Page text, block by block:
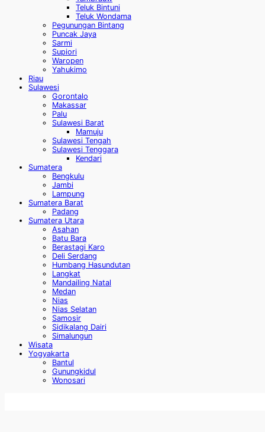
Teluk Bintuni
Teluk Wondama
Pegunungan Bintang
Puncak Jaya
Sarmi
Supiori
Waropen
Yahukimo
Riau
Sulawesi
Gorontalo
Makassar
Palu
Sulawesi Barat
Mamuju
Sulawesi Tengah
Sulawesi Tenggara
Kendari
Sumatera
Bengkulu
Jambi
Lampung
Sumatera Barat
Padang
Sumatera Utara
Asahan
Batu Bara
Berastagi Karo
Deli Serdang
Humbang Hasundutan
Langkat
Mandailing Natal
Medan
Nias
Nias Selatan
Samosir
Sidikalang Dairi
Simalungun
Wisata
Yogyakarta
Bantul
Gunungkidul
Wonosari